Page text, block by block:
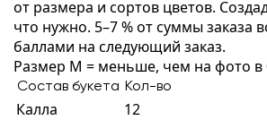
от размера и сортов цветов.
что нужно. 5–7 % от суммы заказа
баллами на следующий заказ.
Размер M = меньше, чем на фото в
Состав букета Кол-во
Калла
12